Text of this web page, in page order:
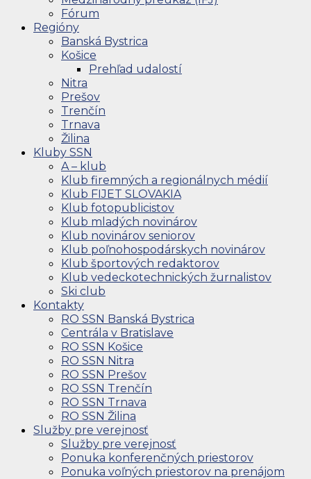
Fórum
Regióny
Banská Bystrica
Košice
Prehľad udalostí
Nitra
Prešov
Trenčín
Trnava
Žilina
Kluby SSN
A – klub
Klub firemných a regionálnych médií
Klub FIJET SLOVAKIA
Klub fotopublicistov
Klub mladých novinárov
Klub novinárov seniorov
Klub poľnohospodárskych novinárov
Klub športových redaktorov
Klub vedeckotechnických žurnalistov
Ski club
Kontakty
RO SSN Banská Bystrica
Centrála v Bratislave
RO SSN Košice
RO SSN Nitra
RO SSN Prešov
RO SSN Trenčín
RO SSN Trnava
RO SSN Žilina
Služby pre verejnosť
Služby pre verejnosť
Ponuka konferenčných priestorov
Ponuka voľných priestorov na prenájom